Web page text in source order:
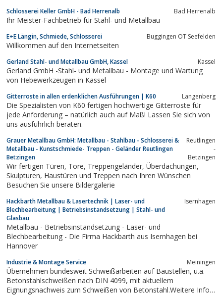
und lassen sie sich ein kostenfreies Angebot erstellen.
Schlosserei Keller GmbH - Bad Herrenalb Bad Herrenalb
Ihr Meister-Fachbetrieb für Stahl- und Metallbau
E+E Längin, Schmiede, Schlosserei Buggingen OT Seefelden
Willkommen auf den Internetseiten
Gerland Stahl- und Metallbau GmbH, Kassel Kassel
Gerland GmbH -Stahl- und Metallbau - Montage und Wartung
von Hebewerkzeugen in Kassel
Gitterroste in allen erdenklichen Ausführungen | K60 Langenberg
Die Spezialisten von K60 fertigen hochwertige Gitterroste für
jede Anforderung – natürlich auch auf Maß! Lassen Sie sich von
uns ausführlich beraten.
Grauer Metallbau GmbH: Metallbau - Stahlbau - Schlosserei &
Metallbau - Kunstschmiede- Treppen - Geländer Reutlingen
Betzingen
Reutlingen
-
Betzingen
Wir fertigen Türen, Tore, Treppengeländer, Überdachungen,
Skulpturen, Haustüren und Treppen nach Ihren Wünschen
Besuchen Sie unsere Bildergalerie
Hackbarth Metallbau & Lasertechnik | Laser- und
Blechbearbeitung | Betriebsinstandsetzung | Stahl- und
Glasbau
Isernhagen
Metallbau - Betriebsinstandsetzung - Laser- und
Blechbearbeitung - Die Firma Hackbarth aus Isernhagen bei
Hannover
Industrie & Montage Service Meiningen
Übernehmen bundesweit Schweißarbeiten auf Baustellen, u.a.
Betonstahlschweißen nach DIN 4099, mit aktuellem
Eignungsnachweis zum Schweißen von Betonstahl.Weitere Infos